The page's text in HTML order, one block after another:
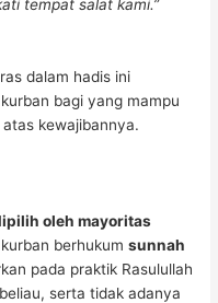
tempat salat kami.”
dalam hadis ini
bagi yang mampu
kewajibannya.
oleh mayoritas
berhukumsunnah
pada praktik Rasulullah